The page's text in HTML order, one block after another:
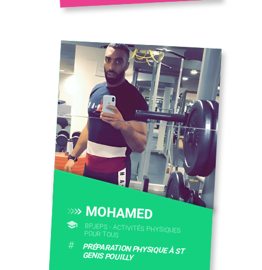
MOHAMED
BPJEPS - ACTIVITÉS PHYSIQUES
POUR TOUS
# PRÉPARATION PHYSIQUE À ST
GENIS POUILLY